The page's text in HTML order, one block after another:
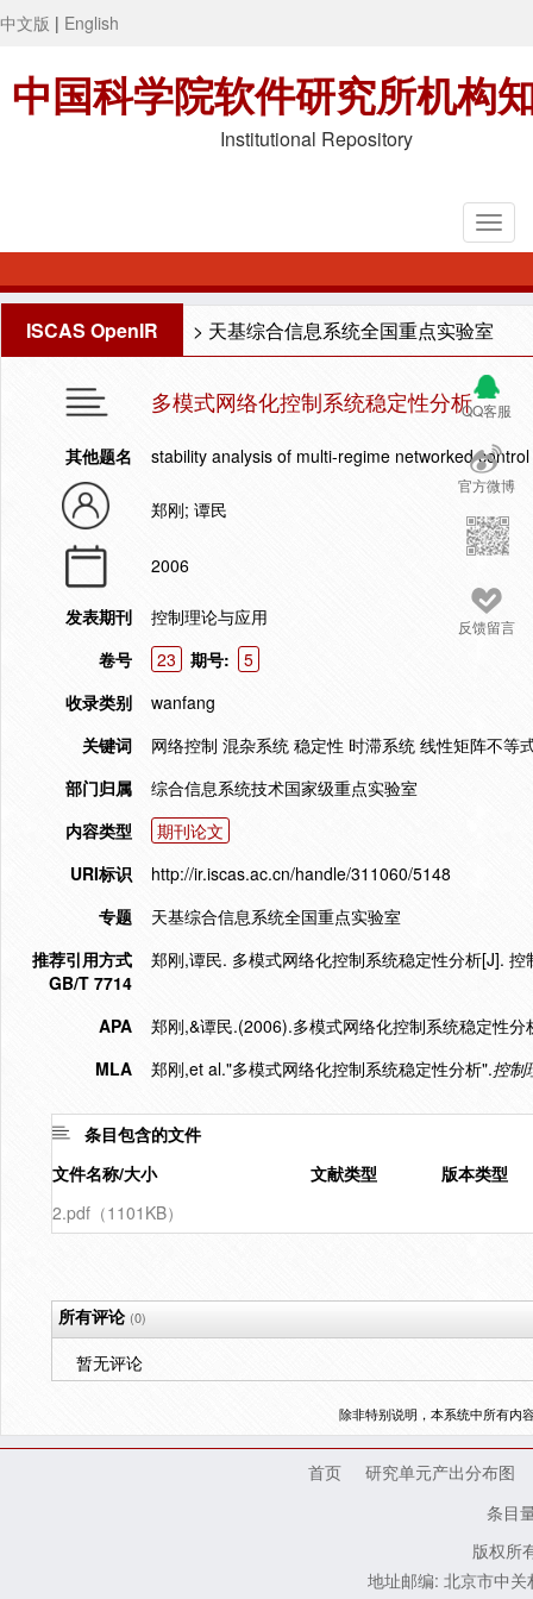
中文版 | English
中国科学院软件研究所机构
Institutional Repository
ISCAS OpenIR > 天基综合信息系统全国重点实验室
QQ客服
官方微博
反馈留言
多模式网络化控制系统稳定性分析
其他题名 stability analysis of multi-regime networked
郑刚; 谭民
2006
发表期刊
控制理论与应用
卷号
23 期号:
5
收录类别
wanfang
关键词
网络控制 混杂系统 稳定性 时滞系统 线性矩阵不等
部门归属
综合信息系统技术国家级重点实验室
内容类型
期刊论文
URI标识
http://ir.iscas.ac.cn/handle/311060/5148
专题
天基综合信息系统全国重点实验室
推荐引用方式
GB/T 7714
郑刚,谭民. 多模式网络化控制系统稳定性分析[J].
APA
郑刚,&谭民.(2006).多模式网络化控制系统稳定性分
MLA
郑刚,et al."多模式网络化控制系统稳定性分析".控制
条目包含的文件
文件名称/大小
文献类型
版本类型
2.pdf（1101KB）
所有评论(0)
暂无评论
除非特别说明，本系统中所有内
首页
研究单元产出分布图
条目
版权所
地址邮编: 北京市中